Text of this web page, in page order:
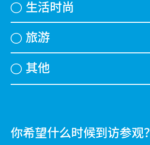
生活时尚
旅游
其他
你希望什么时候到访参观？